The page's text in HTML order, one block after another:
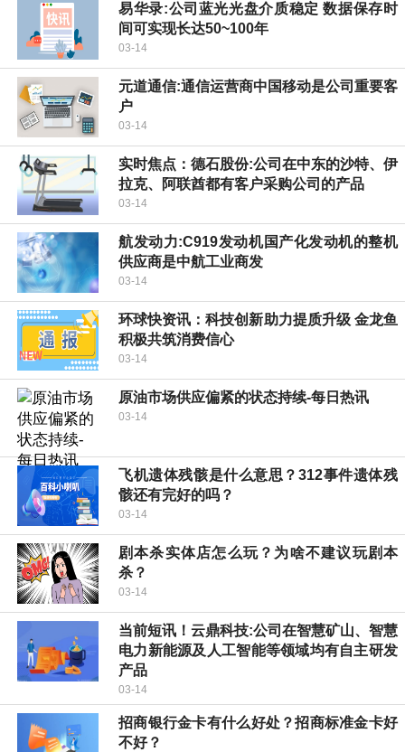
易华录:公司蓝光光盘介质稳定 数据保存时
间可实现长达50~100年
03-14
元道通信:通信运营商中国移动是公司重要客
户
03-14
实时焦点：德石股份:公司在中东的沙特、伊
拉克、阿联酋都有客户采购公司的产品
03-14
航发动力:C919发动机国产化发动机的整机
供应商是中航工业商发
03-14
环球快资讯：科技创新助力提质升级 金龙鱼
积极共筑消费信心
03-14
原油市场供应偏紧的状态持续-每日热讯
03-14
飞机遗体残骸是什么意思？312事件遗体残
骸还有完好的吗？
03-14
剧本杀实体店怎么玩？为啥不建议玩剧本
杀？
03-14
当前短讯！云鼎科技:公司在智慧矿山、智慧
电力新能源及人工智能等领域均有自主研发
产品
03-14
招商银行金卡有什么好处？招商标准金卡好
不好？